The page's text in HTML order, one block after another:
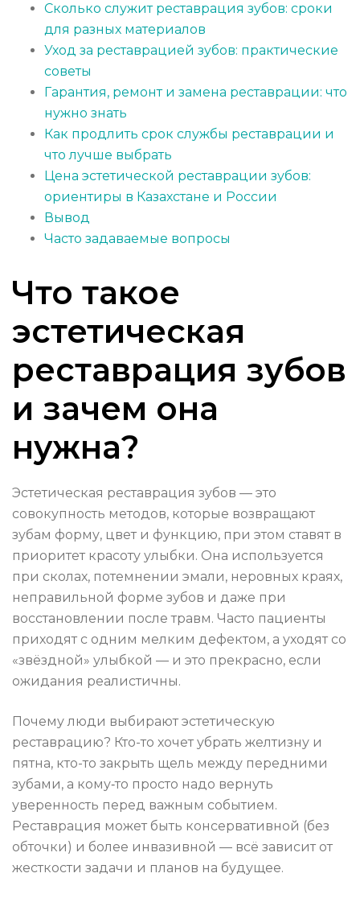
Сколько служит реставрация зубов: сроки
для разных материалов
Уход за реставрацией зубов: практические
советы
Гарантия, ремонт и замена реставрации: что
нужно знать
Как продлить срок службы реставрации и
что лучше выбрать
Цена эстетической реставрации зубов:
ориентиры в Казахстане и России
Вывод
Часто задаваемые вопросы
Что такое
эстетическая
реставрация зубов
и зачем она
нужна?
Эстетическая реставрация зубов — это
совокупность методов, которые возвращают
зубам форму, цвет и функцию, при этом ставят в
приоритет красоту улыбки. Она используется
при сколах, потемнении эмали, неровных краях,
неправильной форме зубов и даже при
восстановлении после травм. Часто пациенты
приходят с одним мелким дефектом, а уходят со
«звёздной» улыбкой — и это прекрасно, если
ожидания реалистичны.
Почему люди выбирают эстетическую
реставрацию? Кто-то хочет убрать желтизну и
пятна, кто-то закрыть щель между передними
зубами, а кому‑то просто надо вернуть
уверенность перед важным событием.
Реставрация может быть консервативной (без
обточки) и более инвазивной — всё зависит от
жесткости задачи и планов на будущее.